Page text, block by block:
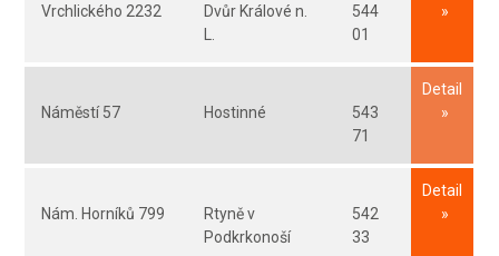
Vrchlického 2232
Dvůr Králové n.
544
01
Náměstí 57 Hostinné
543
71
Detail
Nám. Horníků 799
Rtyně v
Podkrkonoší
542
33
Detail